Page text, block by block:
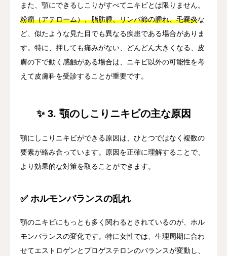
また、顎にできるしこりがすべてニキビとは限りません。
粉瘤（アテローム）、脂肪腫、リンパ節の腫れ、毛嚢炎な
ど、似たような見た目でも異なる疾患である場合がありま
す。特に、押しても痛みがない、どんどん大きくなる、皮
膚の下で動く感触がある場合は、ニキビ以外の可能性を考
えて皮膚科を受診することが重要です。
✨ 3. 顎のしこりニキビの主な原因
顎にしこりニキビができる原因は、ひとつではなく複数の
要素が絡み合っています。原因を正確に理解することで、
より効果的な対策を取ることができます。
✅ ホルモンバランスの乱れ
顎のニキビにもっとも多く関わるとされているのが、ホル
モンバランスの変化です。特に女性では、生理周期に合わ
せてエストロゲンとプロゲステロンのバランスが変動し、